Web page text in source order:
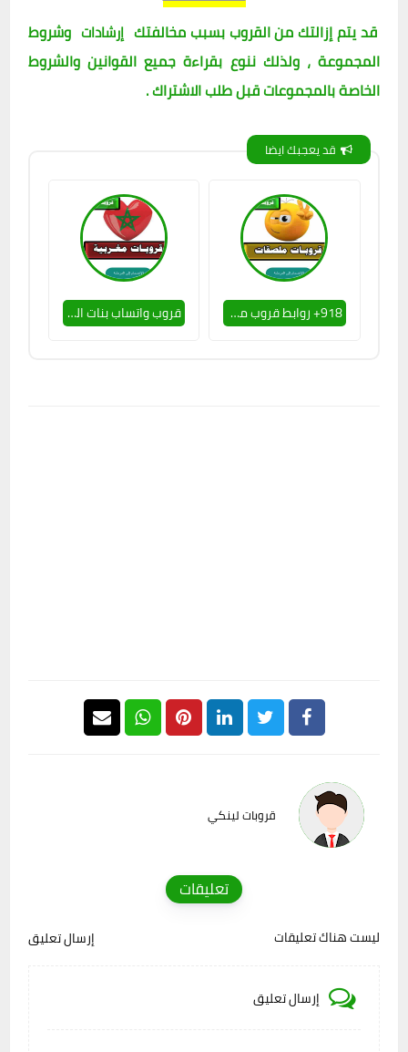
قد يتم إزالتك من القروب بسبب مخالفتك إرشادات وشروط
المجموعة ، ولذلك ننوع بقراءة جميع القوانين والشروط
الخاصة بالمجموعات قبل طلب الاشتراك .
قد يعجبك ايضا
918+ روابط قروب ملصقات واتساب افضل لينك جروب واتس ملصقات واستيكر 18 مصري قروب واتساب بنات المغرب قروبات واتس بنات مغربيات للمراسلة الفورية
قروبات لينكي
تعليقات
ليست هناك تعليقات إرسال تعليق
إرسال تعليق